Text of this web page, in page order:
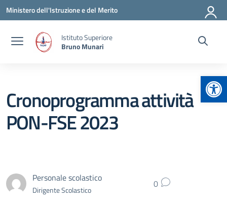
Vai ai contenuti
Vai al menu di navigazione
Vai al footer
Ministero dell'Istruzione e del Merito
Istituto Superiore
Bruno Munari
Cronoprogramma attività
PON-FSE 2023
Personale scolastico
Dirigente Scolastico 0